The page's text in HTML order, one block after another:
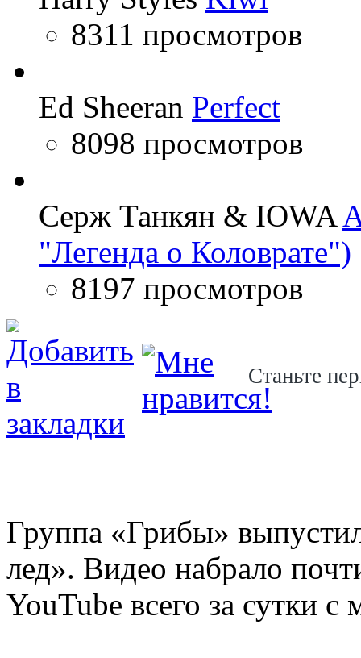
8311 просмотров
Ed Sheeran Perfect
8098 просмотров
Серж Танкян & IOWA
"Легенда о Коловрате")
8197 просмотров
Станьте
Группа «Грибы»
лед». Видео набрало
YouTube всего за сутки